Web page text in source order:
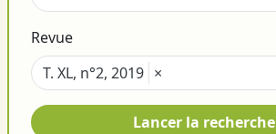
Revue
T. XL, n°2, 2019 ×
Lancer la recherche